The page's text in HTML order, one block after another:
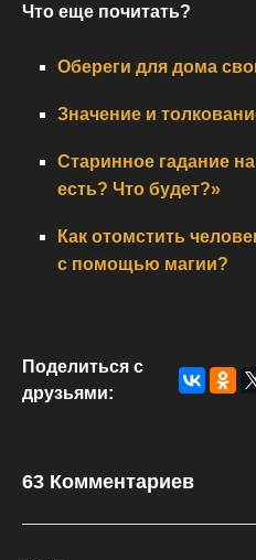
Что еще почитать?
Обереги для дома
Значение и
Старинное гадание
есть? Что будет?»
Как отомстить
с помощью магии?
Поделиться с
друзьями:
63 Комментариев